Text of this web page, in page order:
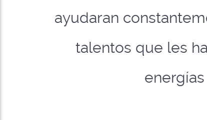
ayudaran
talentos que les
energías